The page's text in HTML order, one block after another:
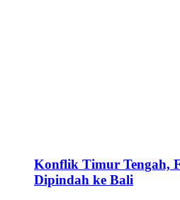
Konflik Timur Tengah,
Dipindah ke Bali